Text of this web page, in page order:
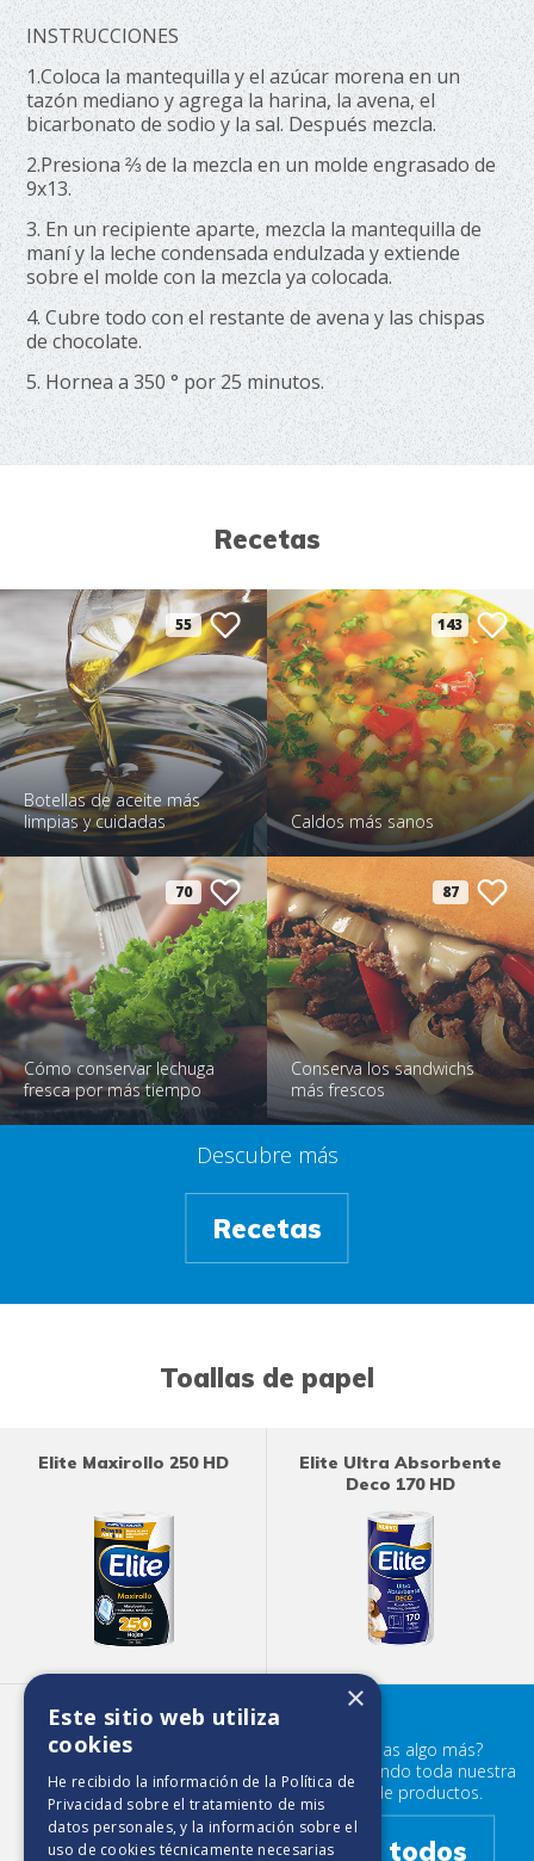
INSTRUCCIONES
1.Coloca la mantequilla y el azúcar morena en un
tazón mediano y agrega la harina, la avena, el
bicarbonato de sodio y la sal. Después mezcla.
2.Presiona ⅔ de la mezcla en un molde engrasado de
9x13.
3. En un recipiente aparte, mezcla la mantequilla de
maní y la leche condensada endulzada y extiende
sobre el molde con la mezcla ya colocada.
4. Cubre todo con el restante de avena y las chispas
de chocolate.
5. Hornea a 350 ° por 25 minutos.
Recetas
55
Botellas de aceite más
limpias y cuidadas
143
Caldos más sanos
70
Cómo conservar lechuga
fresca por más tiempo
87
Conserva los sandwichs
más frescos
Descubre más
Recetas
Toallas de papel
Elite Maxirollo 250 HD
Elite Ultra Absorbente
Deco 170 HD
Elite Multiusos 200 HD
¿Buscabas algo más?
Prueba mirando toda nuestra
familia de productos.
Ver todos
×
Este sitio web utiliza
cookies
He recibido la información de la Política de
Privacidad sobre el tratamiento de mis
datos personales, y la información sobre el
uso de cookies técnicamente necesarias